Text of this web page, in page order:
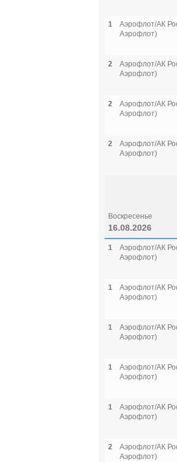
1
Аэрофлот/АК
Аэрофлот)
2
Аэрофлот/АК
Аэрофлот)
2
Аэрофлот/АК
Аэрофлот)
2
Аэрофлот/АК
Аэрофлот)
Воскресенье
16.08.2026
1
Аэрофлот/АК
Аэрофлот)
1
Аэрофлот/АК
Аэрофлот)
1
Аэрофлот/АК
Аэрофлот)
1
Аэрофлот/АК
Аэрофлот)
1
Аэрофлот/АК
Аэрофлот)
2
Аэрофлот/АК
Аэрофлот)